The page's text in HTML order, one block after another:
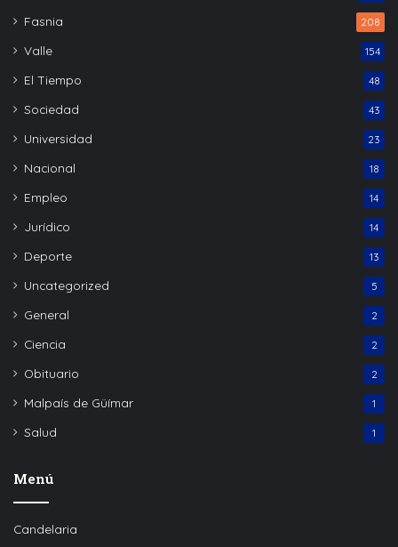
Fasnia 208
Valle 154
El Tiempo 48
Sociedad 43
Universidad 23
Nacional 18
Empleo 14
Jurídico 14
Deporte 13
Uncategorized 5
General 2
Ciencia 2
Obituario 2
Malpaís de Güímar 1
Salud 1
Menú
Candelaria